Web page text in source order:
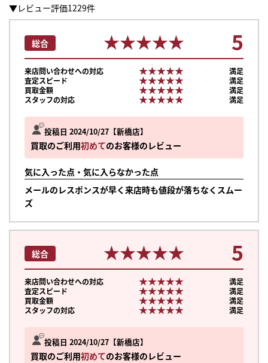
▼レビュー評価1229件
投稿日 2024/10/27 新橋店
買取のご利用初めてのお客様のレビュー
気に入った点・気に入らなかった点
メールのレスポンスが早く来店時も値段が落ちなくスムー
ズ
総合 ★★★★★
★★★★★ 5
来店問い合わせへの対応 ★★★★★
★★★★★
満足
査定スピード
★★★★★
★★★★★
満足
買取金額
★★★★★
★★★★★
満足
スタッフの対応
★★★★★
★★★★★ 満足
投稿日 2024/10/27 新橋店
買取のご利用初めてのお客様のレビュー
総合 ★★★★★
★★★★★ 5
来店問い合わせへの対応 ★★★★★
★★★★★
満足
査定スピード
★★★★★
★★★★★
満足
買取金額
★★★★★
★★★★★
満足
スタッフの対応
★★★★★
★★★★★ 満足